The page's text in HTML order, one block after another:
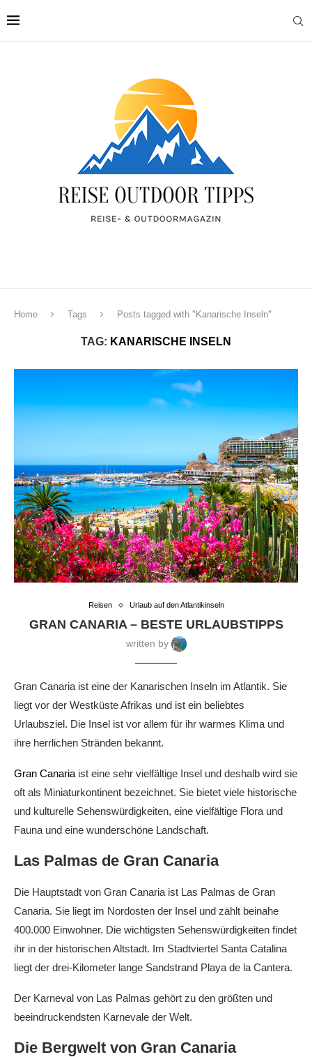
Home Tags Posts tagged with "Kanarische Inseln"
TAG: KANARISCHE INSELN
Reisen Urlaub auf den Atlantikinseln
GRAN CANARIA – BESTE URLAUBSTIPPS
written by
Gran Canaria ist eine der Kanarischen Inseln im Atlantik. Sie
liegt vor der Westküste Afrikas und ist ein beliebtes
Urlaubsziel. Die Insel ist vor allem für ihr warmes Klima und
ihre herrlichen Stränden bekannt.
Gran Canaria ist eine sehr vielfältige Insel und deshalb wird sie
oft als Miniaturkontinent bezeichnet. Sie bietet viele historische
und kulturelle Sehenswürdigkeiten, eine vielfältige Flora und
Fauna und eine wunderschöne Landschaft.
Las Palmas de Gran Canaria
Die Hauptstadt von Gran Canaria ist Las Palmas de Gran
Canaria. Sie liegt im Nordosten der Insel und zählt beinahe
400.000 Einwohner. Die wichtigsten Sehenswürdigkeiten findet
ihr in der historischen Altstadt. Im Stadtviertel Santa Catalina
liegt der drei-Kilometer lange Sandstrand Playa de la Cantera.
Der Karneval von Las Palmas gehört zu den größten und
beeindruckendsten Karnevale der Welt.
Die Bergwelt von Gran Canaria